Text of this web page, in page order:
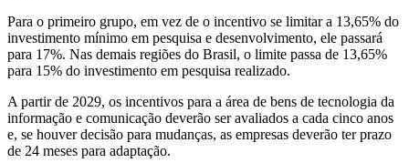
Para o primeiro grupo, em vez de o incentivo se limitar a 13,65% do
investimento mínimo em pesquisa e desenvolvimento, ele passará
para 17%. Nas demais regiões do Brasil, o limite passa de 13,65%
para 15% do investimento em pesquisa realizado.
A partir de 2029, os incentivos para a área de bens de tecnologia da
informação e comunicação deverão ser avaliados a cada cinco anos
e, se houver decisão para mudanças, as empresas deverão ter prazo
de 24 meses para adaptação.